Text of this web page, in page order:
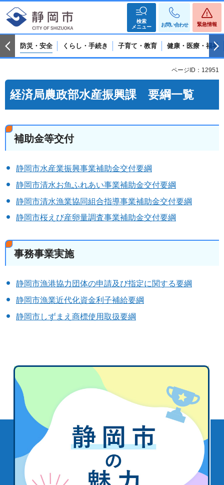
検索
メニュー
お問い合わせ 緊急情報
防災・安全 くらし・手続き 子育て・教育 健康・医療・福祉
ページID：12951
経済局農政部水産振興課 要綱一覧
補助金等交付
静岡市水産業振興事業補助金交付要綱
静岡市清水お魚ふれあい事業補助金交付要綱
静岡市清水漁業協同組合指導事業補助金交付要綱
静岡市桜えび産卵量調査事業補助金交付要綱
事務事業実施
静岡市漁港協力団体の申請及び指定に関する要綱
静岡市漁業近代化資金利子補給要綱
静岡市しずまえ商標使用取扱要綱